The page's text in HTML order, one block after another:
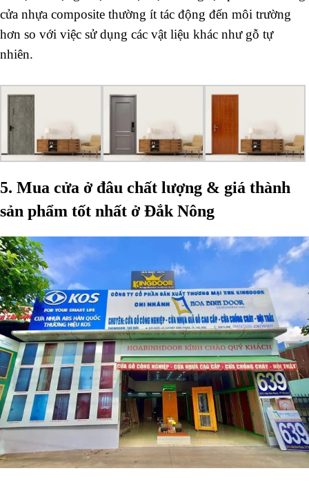
cửa nhựa composite thường ít tác động đến môi trường
hơn so với việc sử dụng các vật liệu khác như gỗ tự
nhiên.
5. Mua cửa ở đâu chất lượng & giá thành
sản phẩm tốt nhất ở Đắk Nông